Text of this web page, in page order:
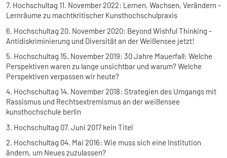
7. Hochschultag 11. November 2022: Lernen, Wachsen, Verändern –
Lernräume zu machtkritischer Kunsthochschulpraxis
6. Hochschultag 20. November 2020: Beyond Wishful Thinking -
Antidiskriminierung und Diversität an der Weißensee jetzt!
5. Hochschultag 15. November 2019: 30 Jahre Mauerfall: Welche
Perspektiven waren zu lange unsichtbar und warum? Welche
Perspektiven verpassen wir heute?
4. Hochschultag 14. November 2018: Strategien des Umgangs mit
Rassismus und Rechtsextremismus an der weißensee
kunsthochschule berlin
3. Hochschultag 07. Juni 2017 kein Titel
2. Hochschultag 04. Mai 2016: Wie muss sich eine Institution
ändern, um Neues zuzulassen?